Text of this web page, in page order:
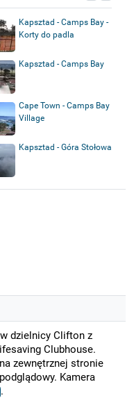
Kapsztad - Camps Bay -
Korty do padla
Kapsztad - Camps Bay
Cape Town - Camps Bay
Village
Kapsztad - Góra Stołowa
dzielnicy Clifton z
Clubhouse.
zewnętrznej stronie
Kamera
.